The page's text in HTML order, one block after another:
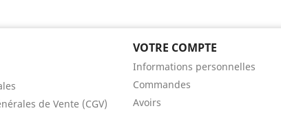
de Vente (CGV)
VOTRE COMPTE
Informations personnelles
Commandes
Avoirs